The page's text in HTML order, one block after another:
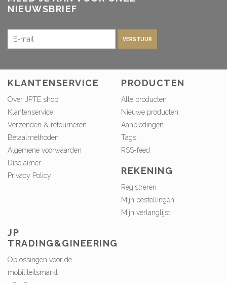
NIEUWSBRIEF
VERSTUUR
KLANTENSERVICE
Over JPTE shop
Klantenservice
Verzenden & retourneren
Betaalmethoden
Algemene voorwaarden
Disclaimer
Privacy Policy
PRODUCTEN
Alle producten
Nieuwe producten
Aanbiedingen
Tags
RSS-feed
REKENING
Registreren
Mijn bestellingen
Mijn verlanglijst
JP
TRADING&GINEERING
Oplossingen voor de
mobiliteitsmarkt